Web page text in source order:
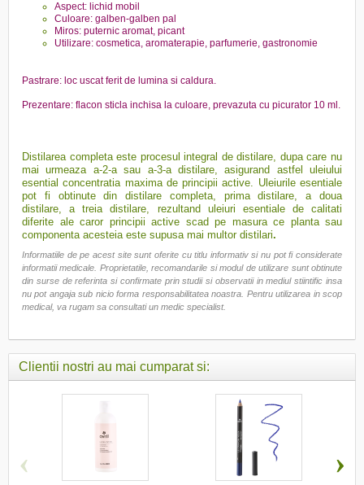
Aspect: lichid mobil
Culoare: galben-galben pal
Miros: puternic aromat, picant
Utilizare: cosmetica, aromaterapie, parfumerie, gastronomie
Pastrare: loc uscat ferit de lumina si caldura.
Prezentare: flacon sticla inchisa la culoare, prevazuta cu picurator 10 ml.
Distilarea completa este procesul integral de distilare, dupa care nu
mai urmeaza a-2-a sau a-3-a distilare, asigurand astfel uleiului
esential concentratia maxima de principii active. Uleiurile esentiale
pot fi obtinute din distilare completa, prima distilare, a doua
distilare, a treia distilare, rezultand uleiuri esentiale de calitati
diferite ale caror principii active scad pe masura ce planta sau
componenta acesteia este supusa mai multor distilari.
Informatiile de pe acest site sunt oferite cu titlu informativ si nu pot fi considerate
informatii medicale. Proprietatile, recomandarile si modul de utilizare sunt obtinute
din surse de referinta si confirmate prin studii si observatii in mediul stiintific insa
nu pot angaja sub nicio forma responsabilitatea noastra. Pentru utilizarea in scop
medical, va rugam sa consultati un medic specialist.
Clientii nostri au mai cumparat si:
‹ ›